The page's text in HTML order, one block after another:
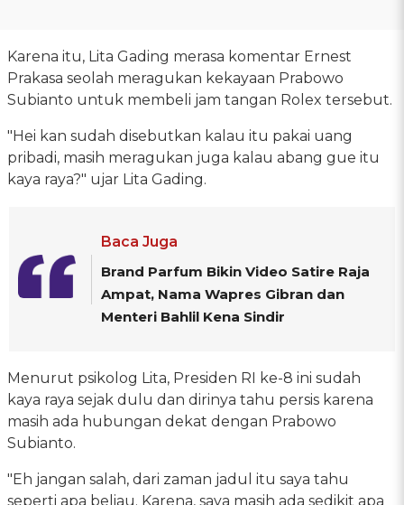
Karena itu, Lita Gading merasa komentar Ernest
Prakasa seolah meragukan kekayaan Prabowo
Subianto untuk membeli jam tangan Rolex tersebut.
"Hei kan sudah disebutkan kalau itu pakai uang
pribadi, masih meragukan juga kalau abang gue itu
kaya raya?" ujar Lita Gading.
Baca Juga
Brand Parfum Bikin Video Satire Raja
Ampat, Nama Wapres Gibran dan
Menteri Bahlil Kena Sindir
Menurut psikolog Lita, Presiden RI ke-8 ini sudah
kaya raya sejak dulu dan dirinya tahu persis karena
masih ada hubungan dekat dengan Prabowo
Subianto.
"Eh jangan salah, dari zaman jadul itu saya tahu
seperti apa beliau. Karena, saya masih ada sedikit apa